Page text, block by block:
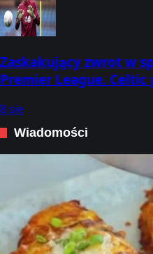
Zaskakujący zwrot w
Premier League. Celtic
8 sie